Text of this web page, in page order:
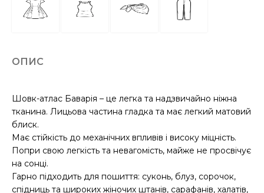
ОПИС
Шовк-атлас Баварія – це легка та надзвичайно ніжна
тканина. Лицьова частина гладка та має легкий матовий
блиск.
Має стійкість до механічних впливів і високу міцність.
Попри свою легкість та невагомість, майже не просвічує
на сонці.
Гарно підходить для пошиття: суконь, блуз, сорочок,
спідниць та широких жіночих штанів, сарафанів, халатів,